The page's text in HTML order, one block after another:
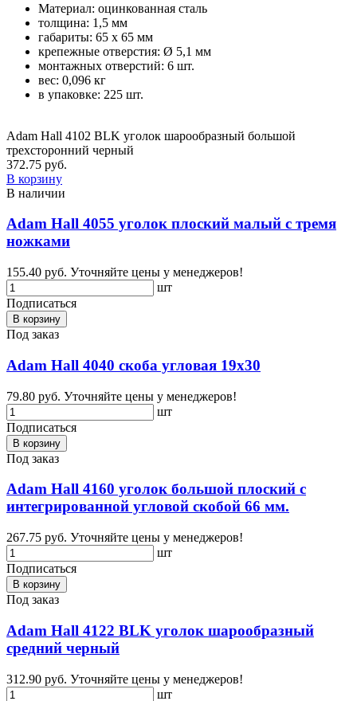
Материал: оцинкованная сталь
толщина: 1,5 мм
габариты: 65 х 65 мм
крепежные отверстия: Ø 5,1 мм
монтажных отверстий: 6 шт.
вес: 0,096 кг
в упаковке: 225 шт.
Adam Hall 4102 BLK уголок шарообразный большой
трехсторонний черный
372.75 руб.
В корзину
В наличии
Adam Hall 4055 уголок плоский малый с тремя
ножками
155.40 руб. Уточняйте цены у менеджеров!
шт
Подписаться
В корзину
Под заказ
Adam Hall 4040 скоба угловая 19х30
79.80 руб. Уточняйте цены у менеджеров!
шт
Подписаться
В корзину
Под заказ
Adam Hall 4160 уголок большой плоский с
интегрированной угловой скобой 66 мм.
267.75 руб. Уточняйте цены у менеджеров!
шт
Подписаться
В корзину
Под заказ
Adam Hall 4122 BLK уголок шарообразный
средний черный
312.90 руб. Уточняйте цены у менеджеров!
шт